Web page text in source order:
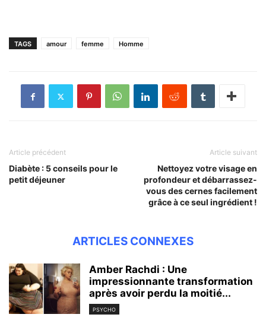
TAGS amour femme Homme
Article précédent
Diabète : 5 conseils pour le
petit déjeuner
Article suivant
Nettoyez votre visage en
profondeur et débarrassez-
vous des cernes facilement
grâce à ce seul ingrédient !
ARTICLES CONNEXES
Amber Rachdi : Une
impressionnante transformation
après avoir perdu la moitié...
PSYCHO